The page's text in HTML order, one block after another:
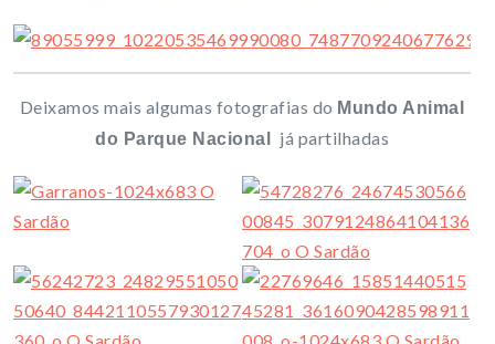
Deixamos mais algumas fotografias do Mundo Animal
do Parque Nacional
já partilhadas